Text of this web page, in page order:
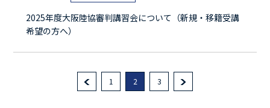
2025年度大阪陸協審判講習会について（新規・移籍受講
希望の方へ）
1 2 3